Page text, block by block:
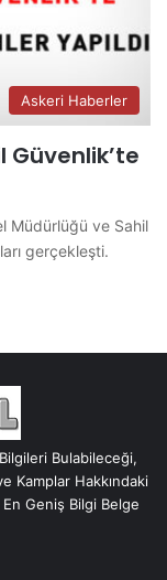
Askeri Haberler
Müdürlüğü ve Sahil
gerçekleşti.
Bulabileceği,
Kamplar Hakkındaki
Geniş Bilgi Belge